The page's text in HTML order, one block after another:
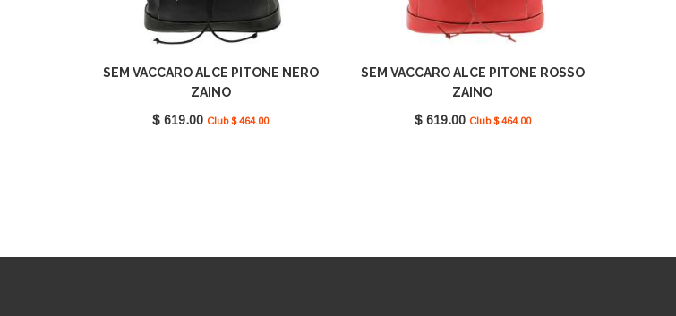
SEM VACCARO ALCE PITONE NERO
ZAINO
$ 619.00 Club $ 464.00
SEM VACCARO ALCE PITONE ROSSO
ZAINO
$ 619.00 Club $ 464.00